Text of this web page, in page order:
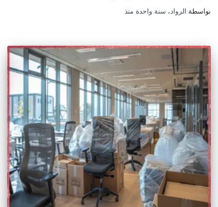
بواسطة الرواد، سنة واحدة منذ